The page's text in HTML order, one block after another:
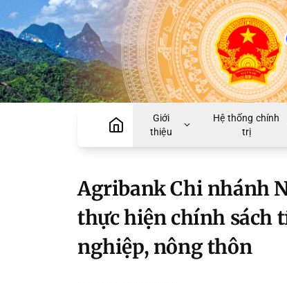
Giới
thiệu
Hệ thống chính
trị
Agribank Chi nhánh
thực hiện chính sách
nghiệp, nông thôn